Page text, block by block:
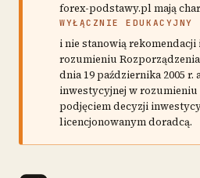
forex-podstawy.pl mają
WYŁĄCZNIE EDUKACYJNY
i nie stanowią
rozumieniu
dnia 19 października 2005 r.
inwestycyjnej w rozumieniu
podjęciem decyzji
licencjonowanym doradcą.